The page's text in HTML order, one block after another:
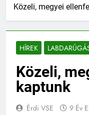
Közeli, megyei
HÍREK
Közeli,
kaptunk
Érdi VSE 9 Év